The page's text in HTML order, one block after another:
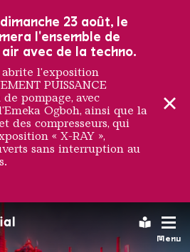
Menu
23 août, le
l'ensemble de
avec de la techno.
abrite l'exposition
PUISSANCE
de pompage, avec
Ogboh, ainsi que la
des compresseurs, qui
« X-RAY »,
sans interruption au